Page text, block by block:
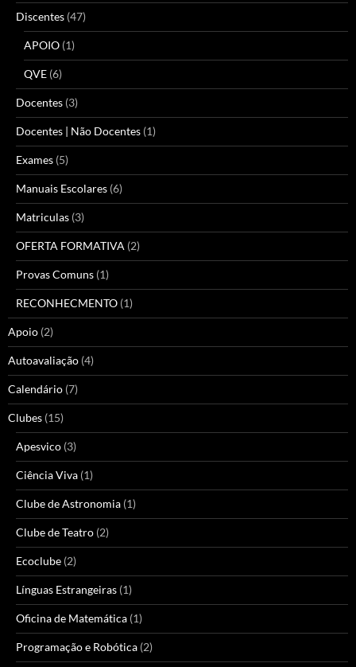
Discentes (47)
APOIO (1)
QVE (6)
Docentes (3)
Docentes | Não Docentes (1)
Exames (5)
Manuais Escolares (6)
Matriculas (3)
OFERTA FORMATIVA (2)
Provas Comuns (1)
RECONHECMENTO (1)
Apoio (2)
Autoavaliação (4)
Calendário (7)
Clubes (15)
Apesvico (3)
Ciência Viva (1)
Clube de Astronomia (1)
Clube de Teatro (2)
Ecoclube (2)
Línguas Estrangeiras (1)
Oficina de Matemática (1)
Programação e Robótica (2)